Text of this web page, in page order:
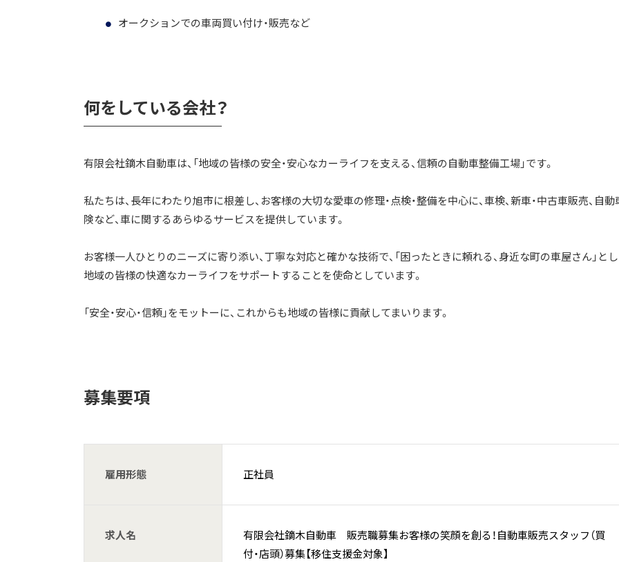
オークションでの車両買い付け・販売など
何をしている会社？
有限会社鏑木自動車は、「地域の皆様の安全・安心なカーライフを支える、信頼の自動車整備工場」です。
私たちは、長年にわたり旭市に根差し、お客様の大切な愛車の修理・点検・整備を中心に、車検、新車・中古車販売、自
険など、車に関するあらゆるサービスを提供しています。
お客様一人ひとりのニーズに寄り添い、丁寧な対応と確かな技術で、「困ったときに頼れる、身近な町の車屋さん」とし
地域の皆様の快適なカーライフをサポートすることを使命としています。
「安全・安心・信頼」をモットーに、これからも地域の皆様に貢献してまいります。
募集要項
雇用形態 正社員
求人名
有限会社鏑木自動車 販売職募集お客様の笑顔を創る！自動車販売スタッフ（買
付・店頭）募集【移住支援金対象】